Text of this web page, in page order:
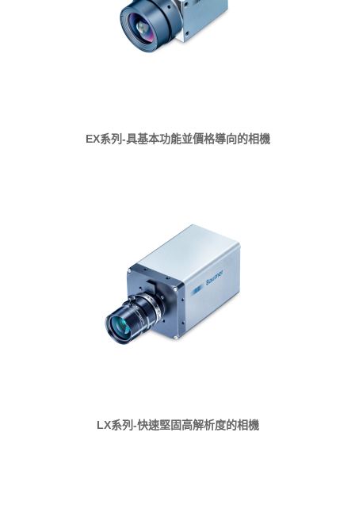
EX系列-具基本功能並價格導向的相機
LX系列-快速堅固高解析度的相機